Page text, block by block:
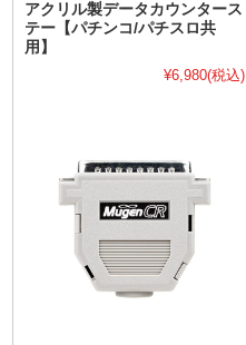
アクリル製データカウンタース
テー【パチンコ/パチスロ共
用】
¥6,980(税込)